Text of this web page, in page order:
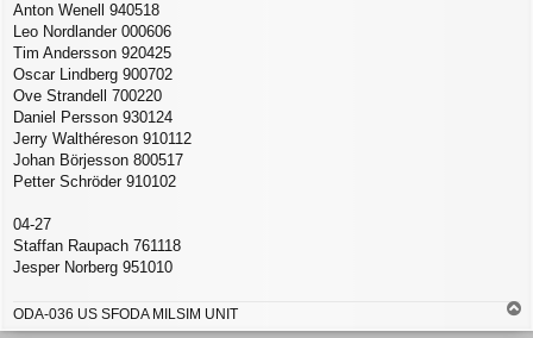
Anton Wenell 940518
Leo Nordlander 000606
Tim Andersson 920425
Oscar Lindberg 900702
Ove Strandell 700220
Daniel Persson 930124
Jerry Walthéreson 910112
Johan Börjesson 800517
Petter Schröder 910102
04-27
Staffan Raupach 761118
Jesper Norberg 951010
ODA-036 US SFODA MILSIM UNIT
o